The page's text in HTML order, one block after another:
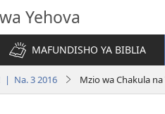
Yehova
MAFUNDISHO YA BIBLIA
| Na. 3 2016 Mzio wa Chakula